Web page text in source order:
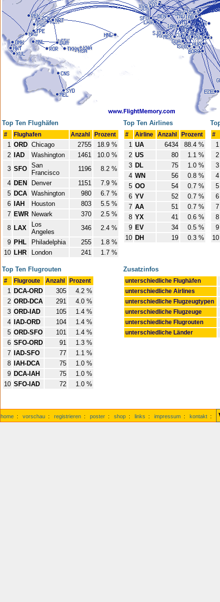
Top Ten Flughäfen
# Flughafen Anzahl Prozent
1 ORD Chicago 2755
18.9 %
2
IAD Washington 1461
10.0 %
3 SFO San
Francisco
1196
8.2 %
4 DEN Denver 1151
7.9 %
5 DCA Washington 980
6.7 %
6
IAH Houston 803
5.5 %
7 EWR Newark 370
2.5 %
8 LAX
Los
Angeles
346
2.4 %
9 PHL Philadelphia 255
1.8 %
10 LHR London 241 1.7 %
Top Ten Airlines
# Airline Anzahl Prozent
1 UA 6434
88.4 %
2 US 80
1.1 %
3 DL 75
1.0 %
4 WN 56
0.8 %
5 OO 54
0.7 %
6 YV 52
0.7 %
7 AA 51
0.7 %
8 YX 41
0.6 %
9 EV 34
0.5 %
10 DH 19 0.3 %
#
1
2
3
4
5
6
7
8
9
10
Top Ten Flugrouten
# Flugroute Anzahl Prozent
1 DCA-ORD 305
4.2 %
2 ORD-DCA 291
4.0 %
3 ORD-IAD 105
1.4 %
4
IAD-ORD 104
1.4 %
5 ORD-SFO 101
1.4 %
6 SFO-ORD 91
1.3 %
7
IAD-SFO 77
1.1 %
8
IAH-DCA 75
1.0 %
9 DCA-IAH 75
1.0 %
10 SFO-IAD 72 1.0 %
Zusatzinfos
unterschiedliche Flughäfen
unterschiedliche Airlines
unterschiedliche Flugzeugtypen
unterschiedliche Flugzeuge
unterschiedliche Flugrouten
unterschiedliche Länder
home : vorschau : registrieren : poster : shop : links : impressum : kontakt :